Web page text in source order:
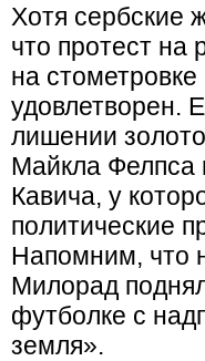
Хотя сербские
что протест на
на
удовлетворен.
лишении
Майкла Фелпса
Кавича, у
политические
Напомним, что
Милорад
футболке с
земля».